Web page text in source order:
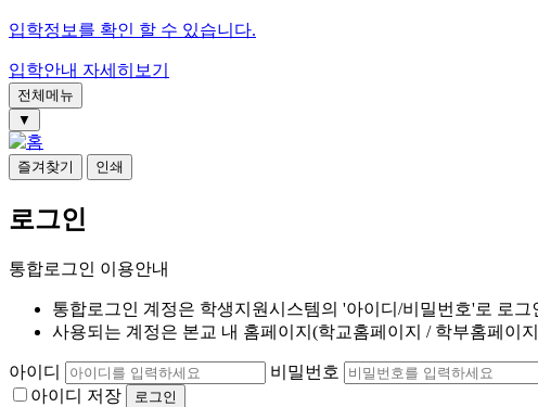
입학정보를 확인 할 수 있습니다.
입학안내 자세히보기
전체메뉴
▼
즐겨찾기 인쇄
로그인
통합로그인 이용안내
통합로그인 계정은 학생지원시스템의 '아이디/비밀번호'로 로그
사용되는 계정은 본교 내 홈페이지(학교홈페이지 / 학부홈페이
아이디
비밀번호
아이디 저장